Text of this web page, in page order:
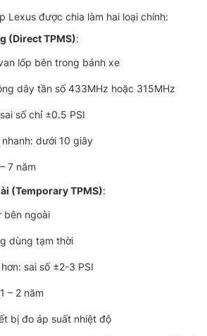
Lexus được chia làm hai loại chính:
(Direct TPMS):
lốp bên trong bánh xe
dây tần số 433MHz hoặc 315MHz
số chỉ ±0.5 PSI
dưới 10 giây
7 năm
(Temporary TPMS):
bên ngoài
dùng tạm thời
sai số ±2-3 PSI
– 2 năm
bị đo áp suất nhiệt độ